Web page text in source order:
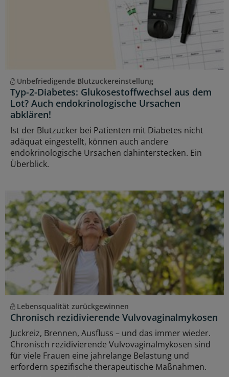
Unbefriedigende Blutzuckereinstellung
Typ-2-Diabetes: Glukosestoffwechsel aus dem
Lot? Auch endokrinologische Ursachen
abklären!
Ist der Blutzucker bei Patienten mit Diabetes nicht
adäquat eingestellt, können auch andere
endokrinologische Ursachen dahinterstecken. Ein
Überblick.
Lebensqualität zurückgewinnen
Chronisch rezidivierende Vulvovaginalmykosen
Juckreiz, Brennen, Ausfluss – und das immer wieder.
Chronisch rezidivierende Vulvovaginalmykosen sind
für viele Frauen eine jahrelange Belastung und
erfordern spezifische therapeutische Maßnahmen.